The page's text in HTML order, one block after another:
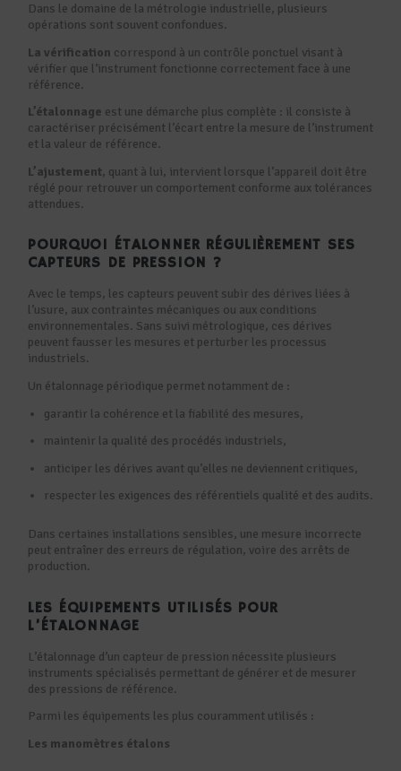
Dans le domaine de la métrologie industrielle, plusieurs
opérations sont souvent confondues.
La vérification correspond à un contrôle ponctuel visant à
vérifier que l’instrument fonctionne correctement face à une
référence.
L’étalonnage est une démarche plus complète : il consiste à
caractériser précisément l’écart entre la mesure de l’instrument
et la valeur de référence.
L’ajustement, quant à lui, intervient lorsque l’appareil doit être
réglé pour retrouver un comportement conforme aux tolérances
attendues.
POURQUOI ÉTALONNER RÉGULIÈREMENT SES
CAPTEURS DE PRESSION ?
Avec le temps, les capteurs peuvent subir des dérives liées à
l’usure, aux contraintes mécaniques ou aux conditions
environnementales. Sans suivi métrologique, ces dérives
peuvent fausser les mesures et perturber les processus
industriels.
Un étalonnage périodique permet notamment de :
garantir la cohérence et la fiabilité des mesures,
maintenir la qualité des procédés industriels,
anticiper les dérives avant qu’elles ne deviennent critiques,
respecter les exigences des référentiels qualité et des audits.
Dans certaines installations sensibles, une mesure incorrecte
peut entraîner des erreurs de régulation, voire des arrêts de
production.
LES ÉQUIPEMENTS UTILISÉS POUR
L’ÉTALONNAGE
L’étalonnage d’un capteur de pression nécessite plusieurs
instruments spécialisés permettant de générer et de mesurer
des pressions de référence.
Parmi les équipements les plus couramment utilisés :
Les manomètres étalons